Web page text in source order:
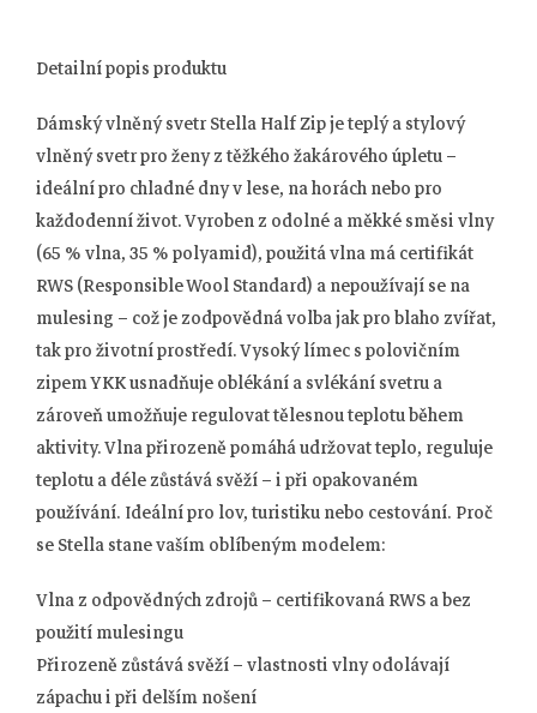
Detailní popis produktu
Dámský vlněný svetr Stella Half Zip je teplý a stylový
vlněný svetr pro ženy z těžkého žakárového úpletu –
ideální pro chladné dny v lese, na horách nebo pro
každodenní život. Vyroben z odolné a měkké směsi vlny
(65 % vlna, 35 % polyamid), použitá vlna má certifikát
RWS (Responsible Wool Standard) a nepoužívají se na
mulesing – což je zodpovědná volba jak pro blaho zvířat,
tak pro životní prostředí. Vysoký límec s polovičním
zipem YKK usnadňuje oblékání a svlékání svetru a
zároveň umožňuje regulovat tělesnou teplotu během
aktivity. Vlna přirozeně pomáhá udržovat teplo, reguluje
teplotu a déle zůstává svěží – i při opakovaném
používání. Ideální pro lov, turistiku nebo cestování. Proč
se Stella stane vaším oblíbeným modelem:
Vlna z odpovědných zdrojů – certifikovaná RWS a bez
použití mulesingu
Přirozeně zůstává svěží – vlastnosti vlny odolávají
zápachu i při delším nošení